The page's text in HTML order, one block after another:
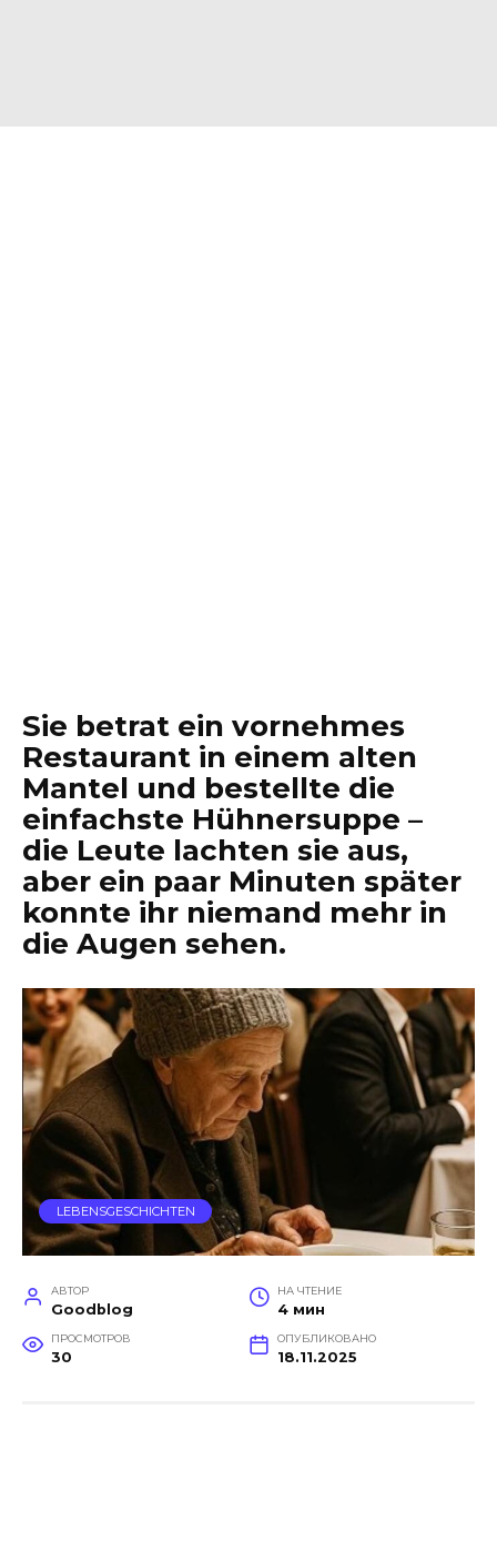
Sie betrat ein vornehmes
Restaurant in einem alten
Mantel und bestellte die
einfachste Hühnersuppe –
die Leute lachten sie aus,
aber ein paar Minuten später
konnte ihr niemand mehr in
die Augen sehen.
LEBENSGESCHICHTEN
АВТОР
Goodblog
НА ЧТЕНИЕ
4 мин
ПРОСМОТРОВ
30
ОПУБЛИКОВАНО
18.11.2025